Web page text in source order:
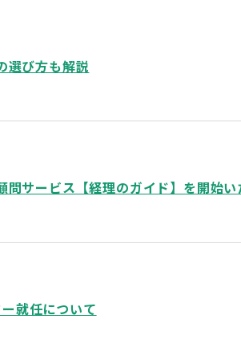
選び方も解説
サービス【経理のガイド】を開始
就任について